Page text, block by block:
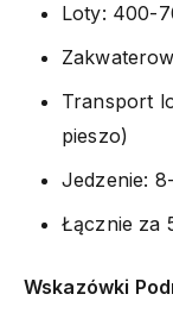
Loty: 400-
Transport
pieszo)
Jedzenie:
Łącznie za
Wskazówki